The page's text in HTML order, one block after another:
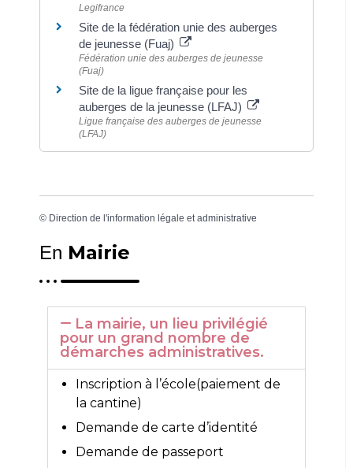
Legifrance
Site de la fédération unie des auberges
de jeunesse (Fuaj)
Fédération unie des auberges de jeunesse
(Fuaj)
Site de la ligue française pour les
auberges de la jeunesse (LFAJ)
Ligue française des auberges de jeunesse
(LFAJ)
© Direction de l'information légale et administrative
En Mairie
La mairie, un lieu privilégié
pour un grand nombre de
démarches administratives.
Inscription à l’école(paiement de
la cantine)
Demande de carte d’identité
Demande de passeport